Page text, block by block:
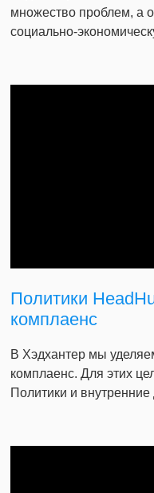
множество проблем, а
социально-
Политики
комплаенс
В Хэдхантер мы
комплаенс. Для этих
Политики и